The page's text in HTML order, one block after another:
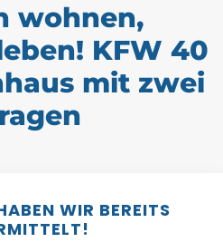
wohnen,
KFW 40
mit zwei
WIR BEREITS